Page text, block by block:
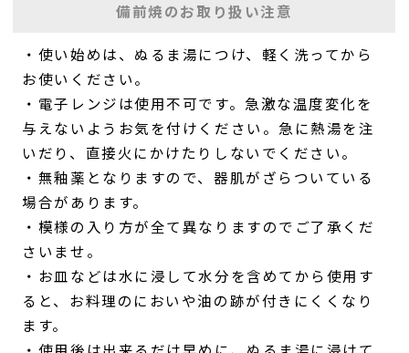
備前焼のお取り扱い注意
・使い始めは、ぬるま湯につけ、軽く洗ってから
お使いください。
・電子レンジは使用不可です。急激な温度変化を
与えないようお気を付けください。急に熱湯を注
いだり、直接火にかけたりしないでください。
・無釉薬となりますので、器肌がざらついている
場合があります。
・模様の入り方が全て異なりますのでご了承くだ
さいませ。
・お皿などは水に浸して水分を含めてから使用す
ると、お料理のにおいや油の跡が付きにくくなり
ます。